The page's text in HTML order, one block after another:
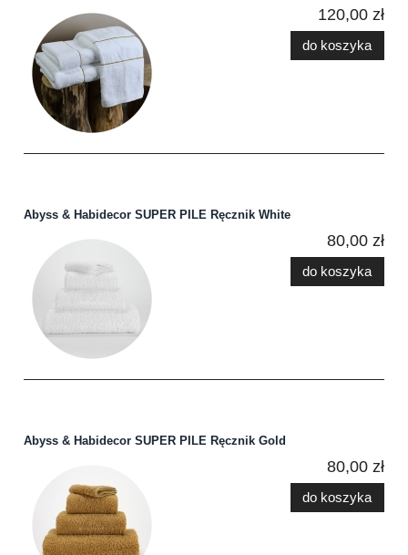
120,00 zł
do koszyka
Abyss & Habidecor SUPER PILE Ręcznik White
80,00 zł
do koszyka
Abyss & Habidecor SUPER PILE Ręcznik Gold
80,00 zł
do koszyka